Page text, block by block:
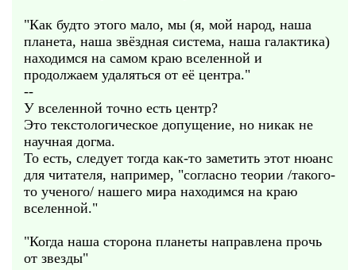
"Как будто этого мало, мы (я, мой народ, наша
планета, наша звёздная система, наша галактика)
находимся на самом краю вселенной и
продолжаем удаляться от её центра."
--
У вселенной точно есть центр?
Это текстологическое допущение, но никак не
научная догма.
То есть, следует тогда как-то заметить этот нюанс
для читателя, например, "согласно теории /такого-
то ученого/ нашего мира находимся на краю
вселенной."
"Когда наша сторона планеты направлена прочь
от звезды"